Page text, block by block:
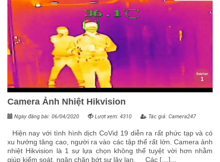
Camera Ảnh Nhiệt Hikvision
Ngày đăng bài: 06/04/2020 Lượt xem: 4310 Tác giả: Camera247
Hiện nay với tình hình dịch CoVid 19 diễn ra rất phức tạp và có
xu hướng tăng cao, người ra vào các tập thể rất lớn. Camera ảnh
nhiệt Hikvision là 1 sự lựa chọn không thể tuyệt vời hơn nhằm
giúp kiểm soát, ngăn chặn bớt sự lây lan. Các […]...